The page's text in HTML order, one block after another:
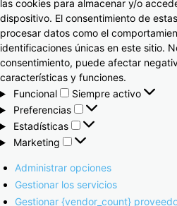
las cookies para almacenar y/o
dispositivo. El consentimiento de
procesar datos como el
identificaciones únicas en este sitio.
consentimiento, puede afectar
características y funciones.
Funcional
Siempre activo
Preferencias
Estadísticas
Marketing
Administrar opciones
Gestionar los servicios
Gestionar {vendor_count}